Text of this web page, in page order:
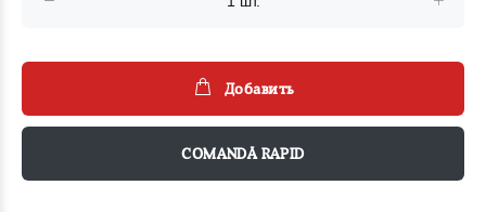
Добавить
COMANDĂ RAPID